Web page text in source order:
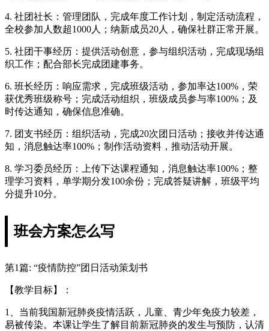
4. 社团社长：管理团队，完成年度工作计划，制定活动流程，
全校参加人数超1000人；纳新成员20人，确保社群正常开展。
5. 社团干事经历：提供活动创意，参与组织活动，完成现场组
织工作；配合部长完成团建事务。
6. 班长经历：响应需求，完成班级活动，参加率达100%，荣
获优秀班级称号；完成活动组织，班级成员参与率100%；及
时传达通知，确保信息准确。
7. 团支书经历：组织活动，完成20次团日活动；接收并传达通
知，消息触达率100%；制作活动资料，推动活动开展。
8. 学习委员经历：上传下达课程通知，消息触达率100%；整
理学习资料，单学期分发100余份；完成答疑讲解，班级平均
分提升10分。
班会方案怎么写
第1篇: “疫情防控”团日活动策划书
【教学目标】：
1、当前我国新冠肺炎疫情活跃，儿童、青少年免疫力较差，
易被传染。本课让学生了解目前新冠肺炎的发生与预防，认清